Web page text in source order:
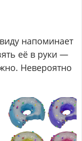
напоминает
её в руки —
Невероятно